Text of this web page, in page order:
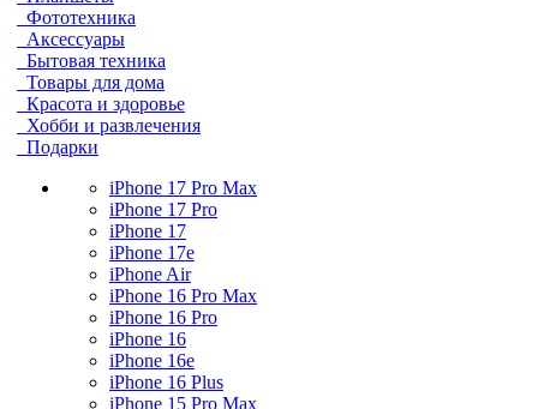
Фототехника
Аксессуары
Бытовая техника
Товары для дома
Красота и здоровье
Хобби и развлечения
Подарки
iPhone 17 Pro Max
iPhone 17 Pro
iPhone 17
iPhone 17e
iPhone Air
iPhone 16 Pro Max
iPhone 16 Pro
iPhone 16
iPhone 16e
iPhone 16 Plus
iPhone 15 Pro Max